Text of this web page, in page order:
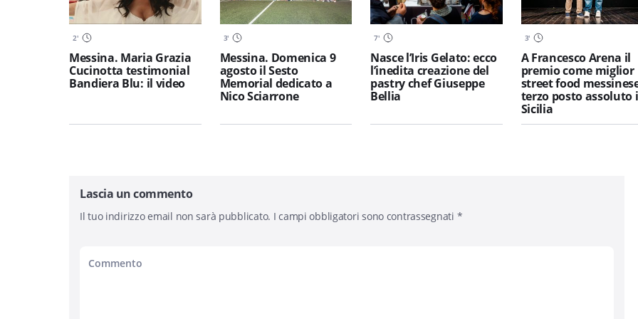
2'
Messina. Maria Grazia
Cucinotta testimonial
Bandiera Blu: il video
3'
Messina. Domenica 9
agosto il Sesto
Memorial dedicato a
Nico Sciarrone
7'
Nasce l’Iris Gelato: ecco
l’inedita creazione del
pastry chef Giuseppe
Bellia
3'
A Francesco Arena il
premio come miglior
street food
terzo posto assoluto
Sicilia
Lascia un commento
Il tuo indirizzo email non sarà pubblicato. I campi obbligatori sono contrassegnati *